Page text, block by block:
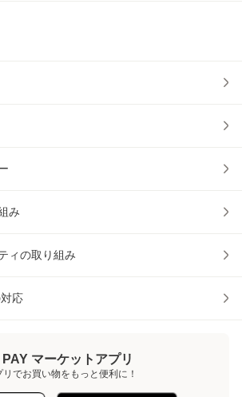
み
ィの取り組み
応
マーケットアプリ
リでお買い物をもっと便利に！